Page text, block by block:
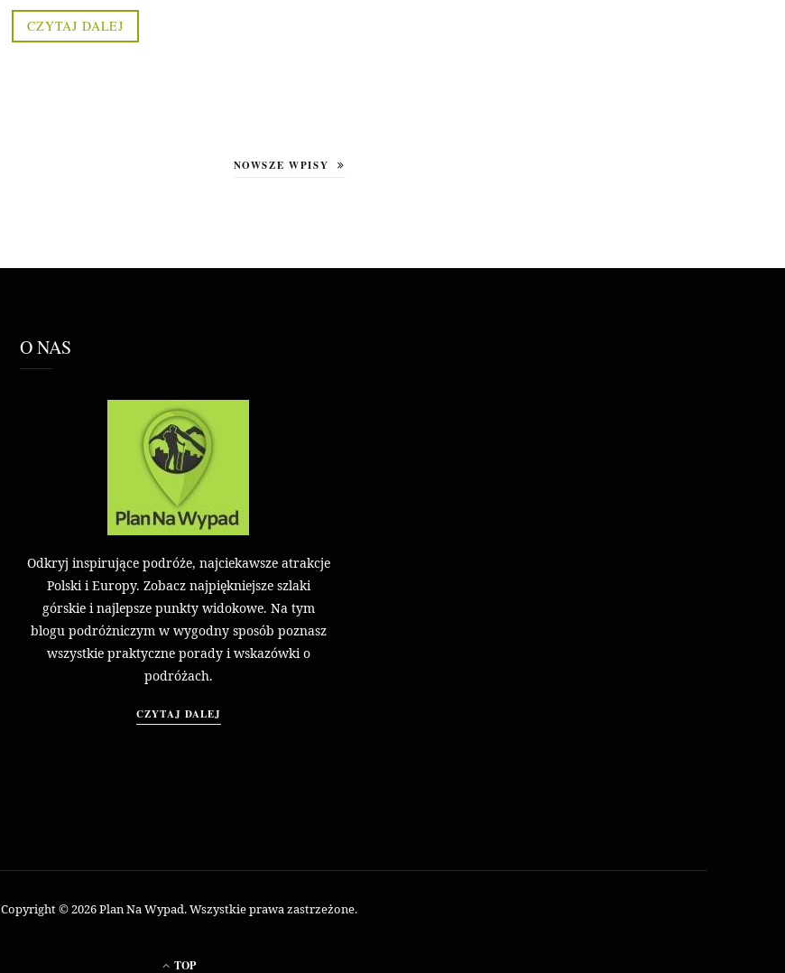
CZYTAJ DALEJ
NOWSZE WPISY
O NAS
Odkryj inspirujące podróże, najciekawsze atrakcje
Polski i Europy. Zobacz najpiękniejsze szlaki
górskie i najlepsze punkty widokowe. Na tym
blogu podróżniczym w wygodny sposób poznasz
wszystkie praktyczne porady i wskazówki o
podróżach.
CZYTAJ DALEJ
Copyright © 2026 Plan Na Wypad. Wszystkie prawa zastrzeżone.
TOP